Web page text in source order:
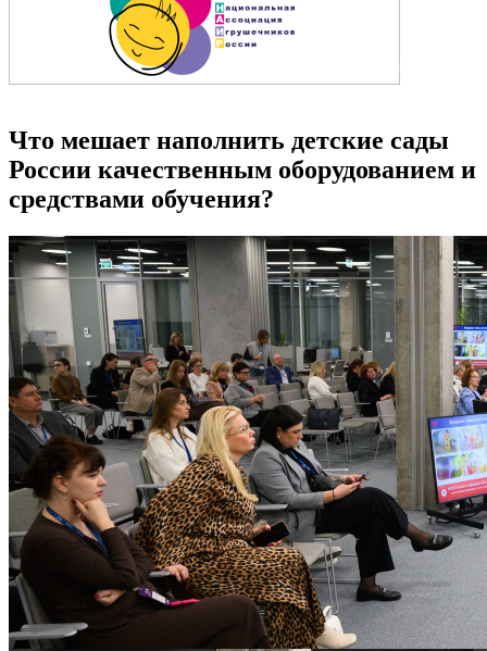
Что мешает наполнить детские сады
России качественным оборудованием и
средствами обучения?